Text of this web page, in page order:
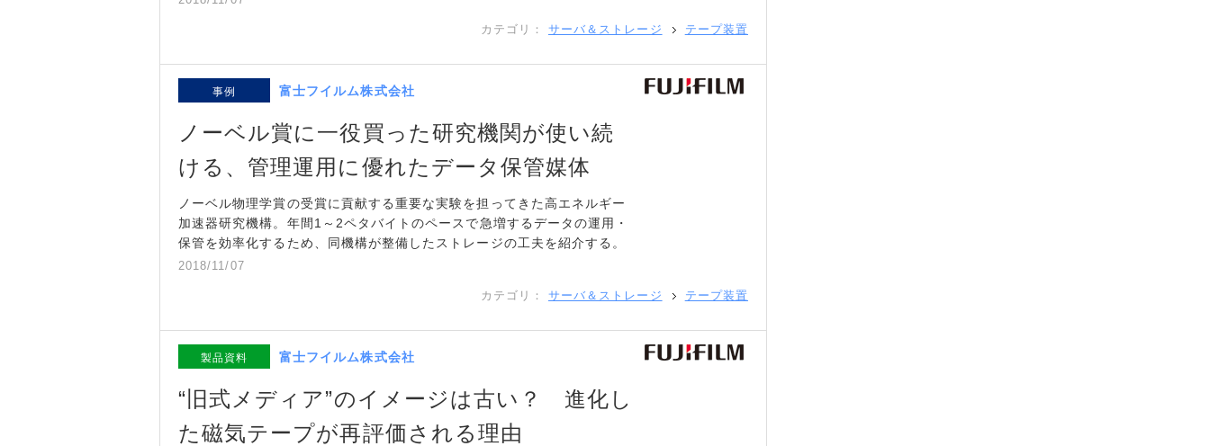
カテゴリ： サーバ＆ストレージ テープ装置
事例 富士フイルム株式会社
ノーベル賞に一役買った研究機関が使い続
ける、管理運用に優れたデータ保管媒体
ノーベル物理学賞の受賞に貢献する重要な実験を担ってきた高エネルギー
加速器研究機構。年間1～2ペタバイトのペースで急増するデータの運用・
保管を効率化するため、同機構が整備したストレージの工夫を紹介する。
2018/11/07
カテゴリ： サーバ＆ストレージ テープ装置
製品資料 富士フイルム株式会社
“旧式メディア”のイメージは古い？ 進化し
た磁気テープが再評価される理由